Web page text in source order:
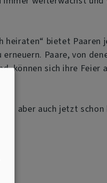
bietet Paaren
Paare, von
können sich ihre Feier
aber auch jetzt schon